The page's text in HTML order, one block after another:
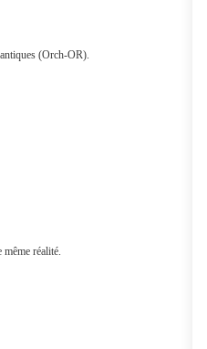
(Orch-OR).
réalité.